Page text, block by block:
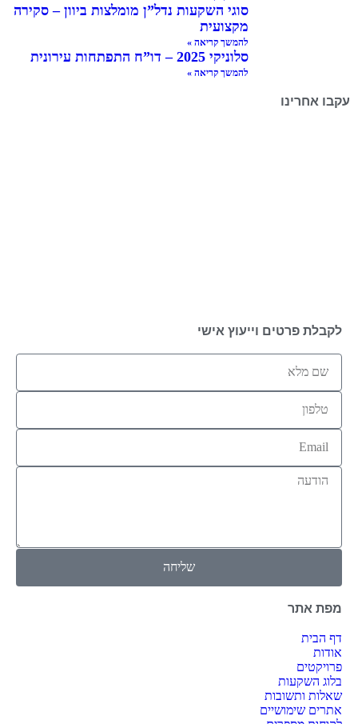
סוגי השקעות נדל”ן מומלצות ביוון – סקירה
מקצועית
להמשך קריאה »
סלוניקי 2025 – דו”ח התפתחות עירונית
להמשך קריאה »
עקבו אחרינו
לקבלת פרטים וייעוץ אישי
שליחה
מפת אתר
דף הבית
אודות
פרויקטים
בלוג השקעות
שאלות ותשובות
אתרים שימושיים